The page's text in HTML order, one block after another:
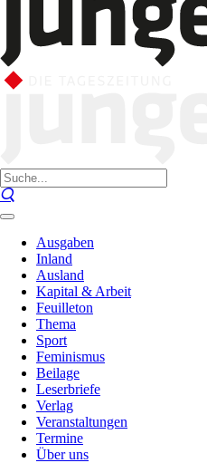
Ausgaben
Inland
Ausland
Kapital & Arbeit
Feuilleton
Thema
Sport
Feminismus
Beilage
Leserbriefe
Verlag
Veranstaltungen
Termine
Über uns